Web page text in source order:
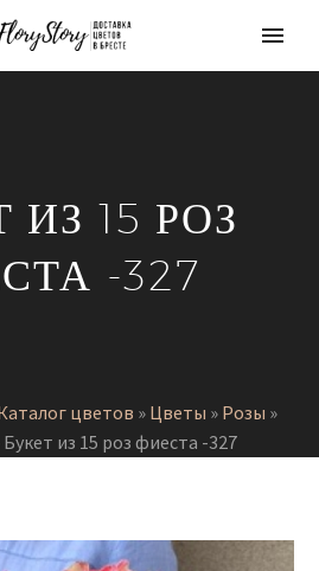
ИЗ 15 РОЗ
-327
цветов » Цветы » Розы »
Букет из 15 роз фиеста -327